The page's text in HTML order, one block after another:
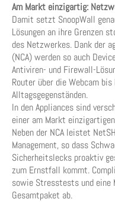
Am Markt einzigartig:
Damit setzt SnoopWall
Lösungen an ihre Grenzen
des Netzwerkes. Dank der
(NCA) werden so auch
Antiviren- und Firewall-
Router über die Webcam
Alltagsgegenständen.
In den Appliances sind
einer am Markt
Neben der NCA leistet
Management, so dass
Sicherheitslecks proaktiv
zum Ernstfall kommt.
sowie Stresstests und eine
Gesamtpaket ab.